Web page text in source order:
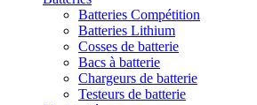
Batteries Compétition
Batteries Lithium
Cosses de batterie
Bacs à batterie
Chargeurs de batterie
Testeurs de batterie